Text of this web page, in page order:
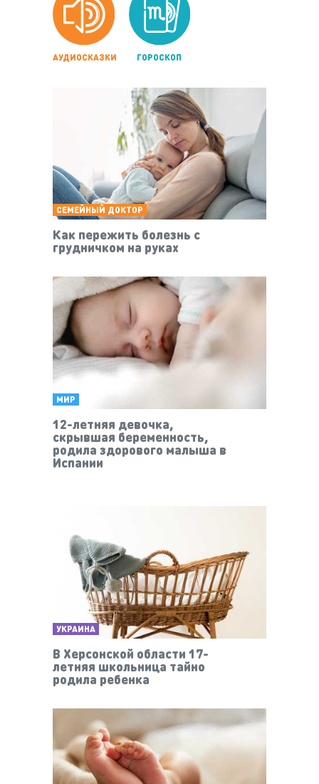
АУДИОСКАЗКИ ГОРОСКОП
СЕМЕЙНЫЙ ДОКТОР
Как пережить болезнь с
грудничком на руках
МИР
12-летняя девочка,
скрывшая беременность,
родила здорового малыша в
Испании
УКРАИНА
В Херсонской области 17-
летняя школьница тайно
родила ребенка